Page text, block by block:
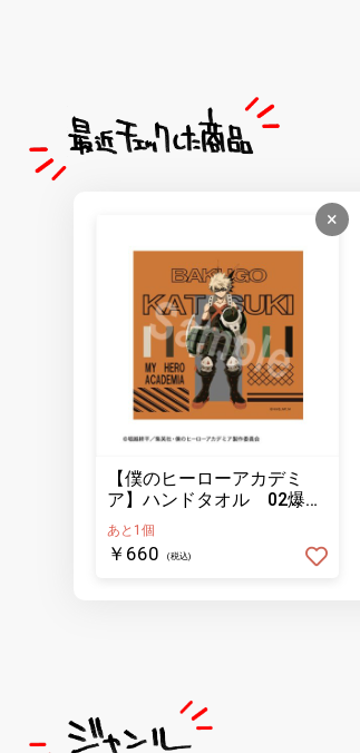
×
【僕のヒーローアカデミ
ア】ハンドタオル 02爆
豪 勝己
あと1個
￥660 (税込)